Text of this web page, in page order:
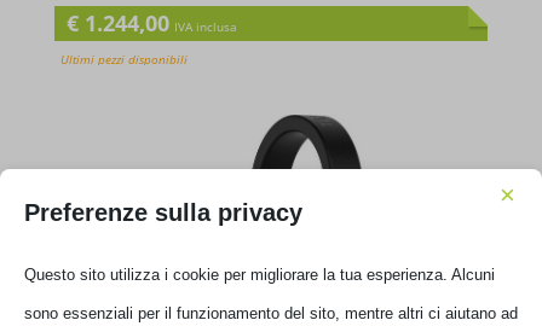
€1.244,00 IVA inclusa
Ultimi pezzi disponibili
Preferenze sulla privacy
×
Questo sito utilizza i cookie per migliorare la tua esperienza. Alcuni
sono essenziali per il funzionamento del sito, mentre altri ci aiutano ad